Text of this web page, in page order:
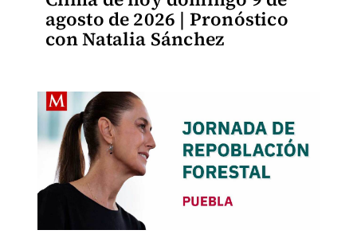
agosto de 2026 | Pronóstico
con Natalia Sánchez